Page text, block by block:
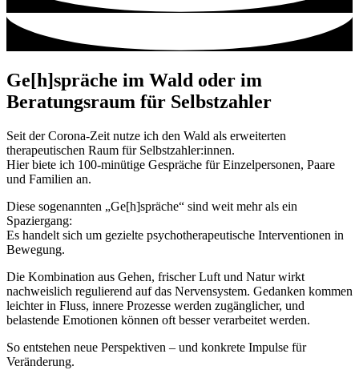
Ge[h]spräche im Wald oder im
Beratungsraum für Selbstzahler
Seit der Corona-Zeit nutze ich den Wald als erweiterten
therapeutischen Raum für Selbstzahler:innen.
Hier biete ich 100-minütige Gespräche für Einzelpersonen, Paare
und Familien an.
Diese sogenannten „Ge[h]spräche“ sind weit mehr als ein
Spaziergang:
Es handelt sich um gezielte psychotherapeutische Interventionen in
Bewegung.
Die Kombination aus Gehen, frischer Luft und Natur wirkt
nachweislich regulierend auf das Nervensystem. Gedanken kommen
leichter in Fluss, innere Prozesse werden zugänglicher, und
belastende Emotionen können oft besser verarbeitet werden.
So entstehen neue Perspektiven – und konkrete Impulse für
Veränderung.